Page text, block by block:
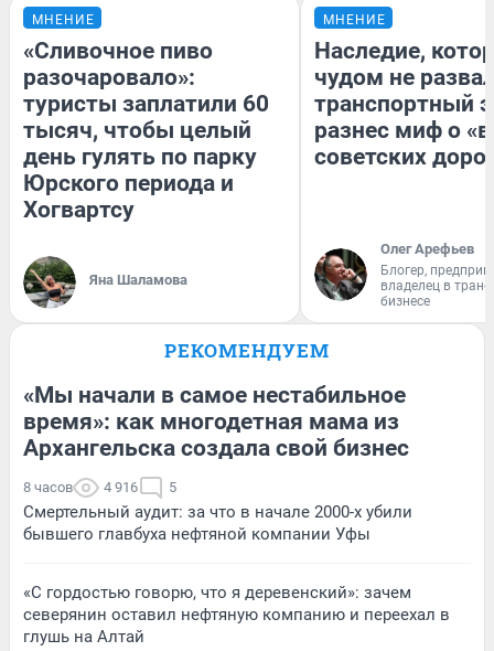
МНЕНИЕ
«Сливочное пиво
разочаровало»:
туристы заплатили 60
тысяч, чтобы целый
день гулять по парку
Юрского периода и
Хогвартсу
Яна Шаламова
МНЕНИЕ
Наследие,
чудом не
транспортный
разнес миф о
советских
Олег Арефьев
Блогер,
владелец в
бизнесе
РЕКОМЕНДУЕМ
«Мы начали в самое нестабильное
время»: как многодетная мама из
Архангельска создала свой бизнес
8 часов 4 916 5
Смертельный аудит: за что в начале 2000-х убили
бывшего главбуха нефтяной компании Уфы
«С гордостью говорю, что я деревенский»: зачем
северянин оставил нефтяную компанию и переехал в
глушь на Алтай